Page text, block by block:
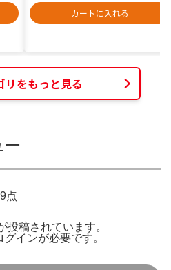
カートに入れる
リをもっと見る
点
投稿されています。
グインが必要です。